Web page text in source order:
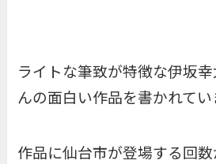
ライトな筆致が特徴な伊坂
んの面白い作品を書かれてい
作品に仙台市が登場する回